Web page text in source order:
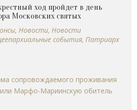
ход пройдет в день
Московских святых
,Новости,Новости
события,Патриарх